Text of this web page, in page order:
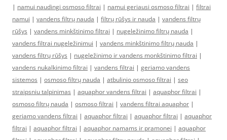
| namui naudingi osmoso filtrai | namui geriausi osmoso filtrai | filtrai
namui | vandens filtrų nauda | filtrų rūšys ir nauda | vandens filtrų
rūšys | vandens minkštinimo filtrai | nugeležinimo filtrų nauda |
vandens filtrai nugeležinimui | vandens minkštinimo filtrų nauda |
vandens filtrų rūšys | nugeležinimo ir vandens monkštinimo filtrai |
vandens nukalkinimo filtrai | vandens filtrai | geriamo vandens
sistemos | osmoso filtrų nauda | atbulinio osmoso filtrai | seo
straipsniu talpinimas | aquaphor vandens filtrai | aquaphor filtrai |
osmoso filtrų nauda | osmoso filtrai | vandens filtrai aquaphor |
geriamo vandens filtrai | aquaphor filtrai | aquaphor filtrai | aquaphor
filtrai | aquaphor filtrai | aquaphor namams ir pramonei | aquaphor